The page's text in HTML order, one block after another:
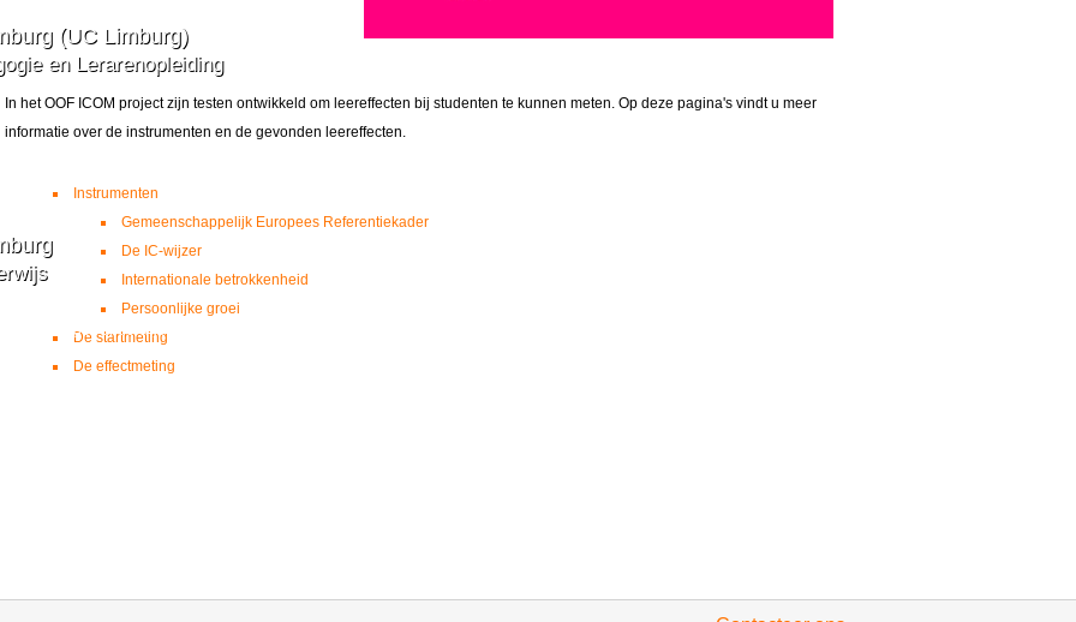
(UC Limburg)
en Lerarenopleiding
CDSL-project, waarvan er ...
Lager Onderwijs (verplicht onderdeel van de bachelorproef)
In het OOF ICOM project zijn testen ontwikkeld om leereffecten bij studenten te kunnen meten. Op deze pagina's vindt u meer
informatie over de instrumenten en de gevonden leereffecten.
Instrumenten
Gemeenschappelijk Europees Referentiekader
De IC-wijzer
Internationale betrokkenheid
Persoonlijke groei
De startmeting
De effectmeting